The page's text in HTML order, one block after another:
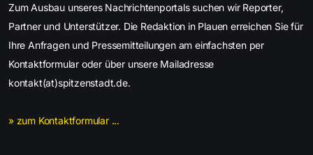
Zum Ausbau unseres Nachrichtenportals suchen wir Reporter,
Partner und Unterstützer. Die Redaktion in Plauen erreichen Sie für
Ihre Anfragen und Pressemitteilungen am einfachsten per
Kontaktformular oder über unsere Mailadresse
kontakt(at)spitzenstadt.de.
» zum Kontaktformular ...